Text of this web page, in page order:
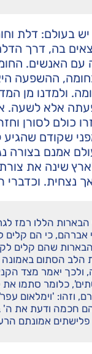
בעולם: דלת
בה, דרך
עם האנשים.
ההשפעה
ולמדנו מן
אלא לשעה.
כולם לסורן
שקודם
אמנם בצורה
שינה את
וכדברי
הבארות הללו רמז
אברהם, כי הם
שהם קלים
הלב הסתום באמונה
ולכך יאמר מצד
כלומר סתמו את
וזהו: 'וימלאום
חכמה ודעת את ה'
פלישתים אמונתם